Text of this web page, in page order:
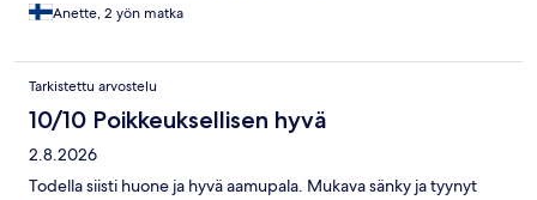
Anette, 2 yön matka
Tarkistettu arvostelu
10/10 Poikkeuksellisen hyvä
2.8.2026
Todella siisti huone ja hyvä aamupala. Mukava sänky ja tyynyt